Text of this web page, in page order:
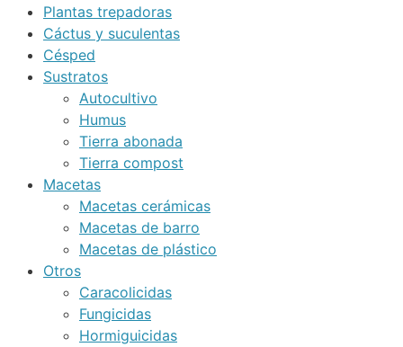
Plantas trepadoras
Cáctus y suculentas
Césped
Sustratos
Autocultivo
Humus
Tierra abonada
Tierra compost
Macetas
Macetas cerámicas
Macetas de barro
Macetas de plástico
Otros
Caracolicidas
Fungicidas
Hormiguicidas